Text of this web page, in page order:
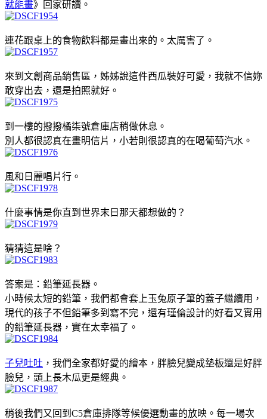
就能畫》回家研讀。
連花跟桌上的食物飲料都是畫出來的。太厲害了。
來到文創商品銷售區，姊姊說這件西瓜裝好可愛，我就不信妳
敢穿出去，還是拍照就好。
到一樓的撥撥橘柒號倉庫店稍做休息。
別人都很認真在畫明信片，小若則很認真的在喝葡萄汽水。
風和日麗唱片行。
什麼事情是你直到世界末日那天都想做的？
猜猜這是啥？
答案是：鉛筆延長器。
小時候太短的鉛筆，我們都會套上玉兔原子筆的蓋子繼續用，
現代的孩子不但鉛筆多到寫不完，還有瑾倫設計的好看又實用
的鉛筆延長器，實在太幸福了。
子兒吐吐 ，我們全家都好愛的繪本，胖臉兒變成墊板還是好胖
臉兒，頭上長木瓜更是經典。
稍後我們又回到C5倉庫排隊等候優選動畫的放映。每一場次